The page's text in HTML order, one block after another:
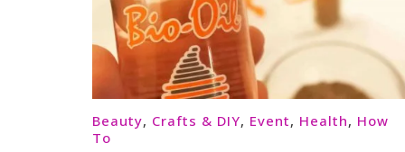
Beauty, Crafts & DIY, Event, Health, How
To